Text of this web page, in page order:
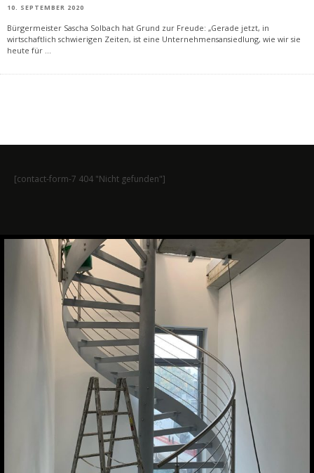
10. SEPTEMBER 2020
Bürgermeister Sascha Solbach hat Grund zur Freude: „Gerade jetzt, in
wirtschaftlich schwierigen Zeiten, ist eine Unternehmensansiedlung, wie wir sie
heute für ...
[contact-form-7 404 "Nicht gefunden"]